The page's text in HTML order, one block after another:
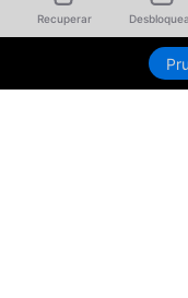
Recuperar